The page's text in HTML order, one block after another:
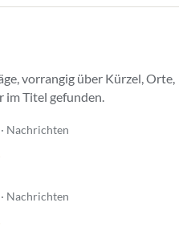
vorrangig über Kürzel, Orte,
im Titel gefunden.
Nachrichten
Nachrichten